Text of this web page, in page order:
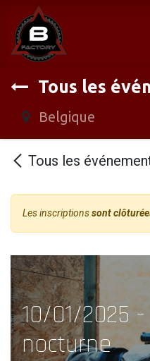
Se rendre au contenu
Tous les
Belgique
Tous les
Les inscriptionssont
10/01/2025
nocturne